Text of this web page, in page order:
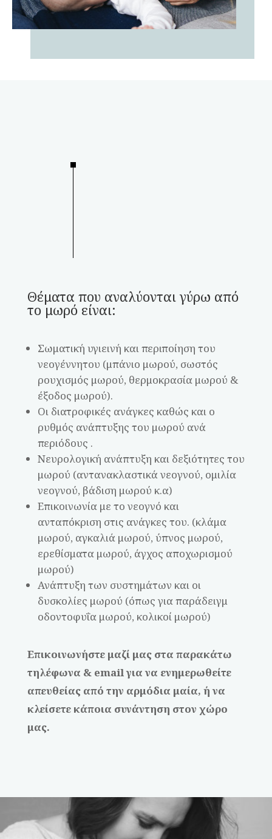
Θέματα που αναλύονται γύρω από
το μωρό είναι:
Σωματική υγιεινή και περιποίηση του
νεογέννητου (μπάνιο μωρού, σωστός
ρουχισμός μωρού, θερμοκρασία μωρού &
έξοδος μωρού).
Οι διατροφικές ανάγκες καθώς και ο
ρυθμός ανάπτυξης του μωρού ανά
περιόδους .
Νευρολογική ανάπτυξη και δεξιότητες του
μωρού (αντανακλαστικά νεογνού, ομιλία
νεογνού, βάδιση μωρού κ.α)
Επικοινωνία με το νεογνό και
ανταπόκριση στις ανάγκες του. (κλάμα
μωρού, αγκαλιά μωρού, ύπνος μωρού,
ερεθίσματα μωρού, άγχος αποχωρισμού
μωρού)
Ανάπτυξη των συστημάτων και οι
δυσκολίες μωρού (όπως για παράδειγμ
οδοντοφυΐα μωρού, κολικοί μωρού)
Επικοινωνήστε μαζί μας στα παρακάτω
τηλέφωνα & email για να ενημερωθείτε
απευθείας από την αρμόδια μαία, ή να
κλείσετε κάποια συνάντηση στον χώρο
μας.